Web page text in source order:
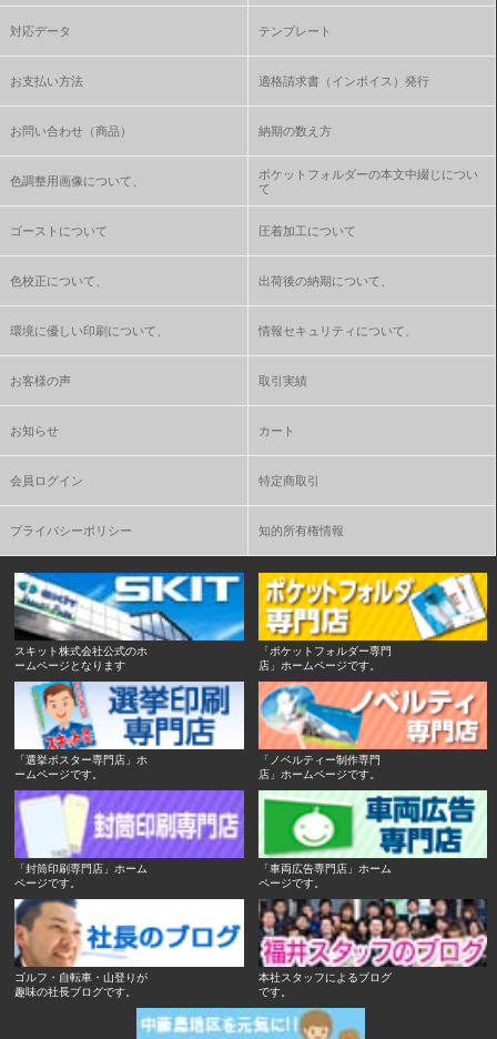
対応データ テンプレート
お支払い方法 適格請求書（インボイス）発行
お問い合わせ（商品） 納期の数え方
色調整用画像について、
ポケットフォルダーの本文中綴じについ
て
ゴーストについて 圧着加工について
色校正について、 出荷後の納期について、
環境に優しい印刷について、 情報セキュリティについて、
お客様の声 取引実績
お知らせ カート
会員ログイン 特定商取引
プライバシーポリシー 知的所有権情報
スキット株式会社公式のホ
ームページとなります
「ポケットフォルダー専門
店」ホームページです。
「選挙ポスター専門店」ホ
ームページです。
「ノベルティー制作専門
店」ホームページです。
「封筒印刷専門店」ホーム
ページです。
「車両広告専門店」ホーム
ページです。
ゴルフ・自転車・山登りが
趣味の社長ブログです。
本社スタッフによるブログ
です。